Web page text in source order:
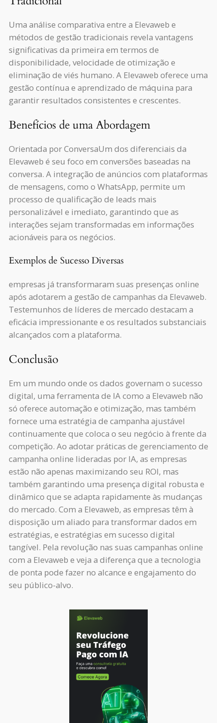
Uma análise comparativa entre a Elevaweb e
métodos de gestão tradicionais revela vantagens
significativas da primeira em termos de
disponibilidade, velocidade de otimização e
eliminação de viés humano. A Elevaweb oferece uma
gestão contínua e aprendizado de máquina para
garantir resultados consistentes e crescentes.
Benefícios de uma Abordagem
Orientada por ConversaUm dos diferenciais da
Elevaweb é seu foco em conversões baseadas na
conversa. A integração de anúncios com plataformas
de mensagens, como o WhatsApp, permite um
processo de qualificação de leads mais
personalizável e imediato, garantindo que as
interações sejam transformadas em informações
acionáveis para os negócios.
Exemplos de Sucesso Diversas
empresas já transformaram suas presenças online
após adotarem a gestão de campanhas da Elevaweb.
Testemunhos de líderes de mercado destacam a
eficácia impressionante e os resultados substanciais
alcançados com a plataforma.
Conclusão
Em um mundo onde os dados governam o sucesso
digital, uma ferramenta de IA como a Elevaweb não
só oferece automação e otimização, mas também
fornece uma estratégia de campanha ajustável
continuamente que coloca o seu negócio à frente da
competição. Ao adotar práticas de gerenciamento de
campanha online lideradas por IA, as empresas
estão não apenas maximizando seu ROI, mas
também garantindo uma presença digital robusta e
dinâmico que se adapta rapidamente às mudanças
do mercado. Com a Elevaweb, as empresas têm à
disposição um aliado para transformar dados em
estratégias, e estratégias em sucesso digital
tangível. Pela revolução nas suas campanhas online
com a Elevaweb e veja a diferença que a tecnologia
de ponta pode fazer no alcance e engajamento do
seu público-alvo.